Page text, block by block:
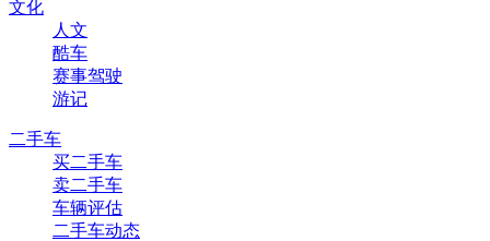
文化
人文
酷车
赛事驾驶
游记
二手车
买二手车
卖二手车
车辆评估
二手车动态